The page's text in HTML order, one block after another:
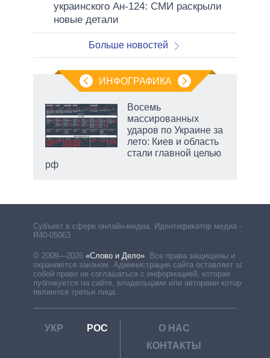
украинского Ан-124: СМИ раскрыли
новые детали
Больше новостей
ИНФОГРАФИКА
Восемь
массированных
ударов по Украине за
лето: Киев и область
стали главной целью
рф
Субъект в сфере онлайн-медиа. Идентификатор медиа –
R40-05063
© 2009—2026 «Слово и Дело». Все права защищены и
охраняются законом. Администрация сайта оставляет за
собой право не соглашаться с информацией, которая
публикуется на сайте, владельцами или авторами которой
являются третьи лица.
УКР РОС
О НАС
КОНТАКТЫ